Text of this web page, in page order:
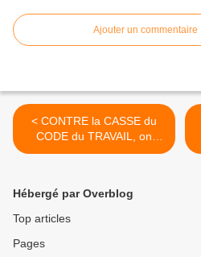
Ajouter un commentaire
< CONTRE la CASSE du
CODE du TRAVAIL, on
prépare le 12 SEPTEMBRE
Hébergé par Overblog
Top articles
Pages